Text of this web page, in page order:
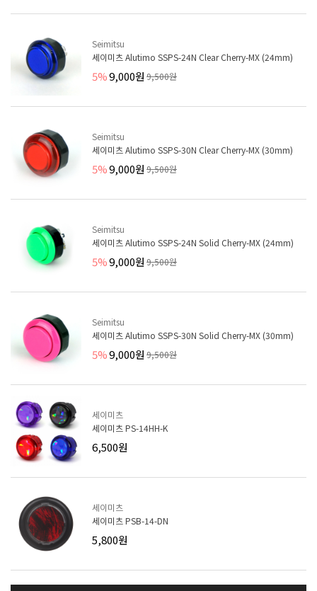
Seimitsu
세이미츠 Alutimo SSPS-24N Clear Cherry-MX (24mm)
5%9,000원 9,500원
Seimitsu
세이미츠 Alutimo SSPS-30N Clear Cherry-MX (30mm)
5%9,000원 9,500원
Seimitsu
세이미츠 Alutimo SSPS-24N Solid Cherry-MX (24mm)
5%9,000원 9,500원
Seimitsu
세이미츠 Alutimo SSPS-30N Solid Cherry-MX (30mm)
5%9,000원 9,500원
세이미츠
세이미츠 PS-14HH-K
6,500원
세이미츠
세이미츠 PSB-14-DN
5,800원